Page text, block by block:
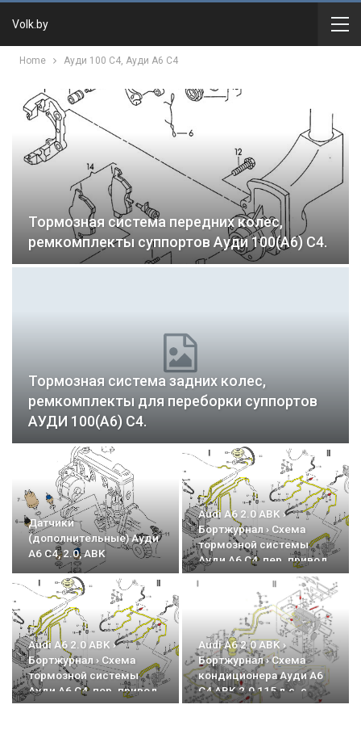
Volk.by
Home Ауди 100 C4, Ауди A6 C4
Тормозная система передних колес,
ремкомплекты суппортов Ауди 100(А6) С4.
Тормозная система задних колес,
ремкомплекты для переборки суппортов
АУДИ 100(А6) С4.
Датчики
(дополнительные) Ауди
А6 С4, 2.0, ABK
Audi A6 2.0 ABK ›
Бортжурнал › Схема
тормозной системы
Ауди А6 С4, пер. привод,
с ABS
Audi A6 2.0 ABK ›
Бортжурнал › Схема
тормозной системы
Ауди А6 С4, пер. привод,
с ABS
Audi A6 2.0 ABK ›
Бортжурнал › Схема
кондиционера Ауди А6
С4 ABK 2.0 115 л.с. с
климат контролем